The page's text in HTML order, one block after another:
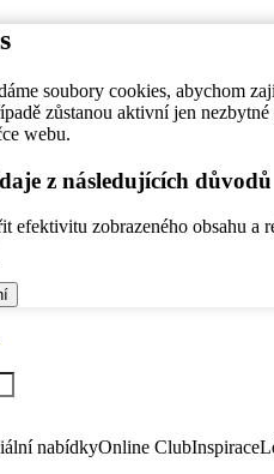
soubory cookies, abychom
zůstanou aktivní jen
webu.
z následujících důvodů
efektivitu zobrazeného obsahu
nabídkyOnline ClubInspirace